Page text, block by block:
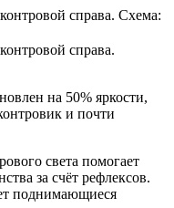
справа. Схема:
справа.
на 50% яркости,
и почти
света помогает
за счёт рефлексов.
поднимающиеся